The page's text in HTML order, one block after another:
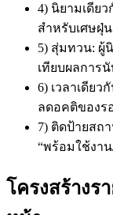
4) นิยามเดีย
สำหรับเศษฝุ่
5) สุ่มทวน: ผู้
เทียบผลการ
6) เวลาเดีย
ลดอคติของร
7) ติดป้ายสถ
“พร้อมใช้งาน
โครงสร้างร